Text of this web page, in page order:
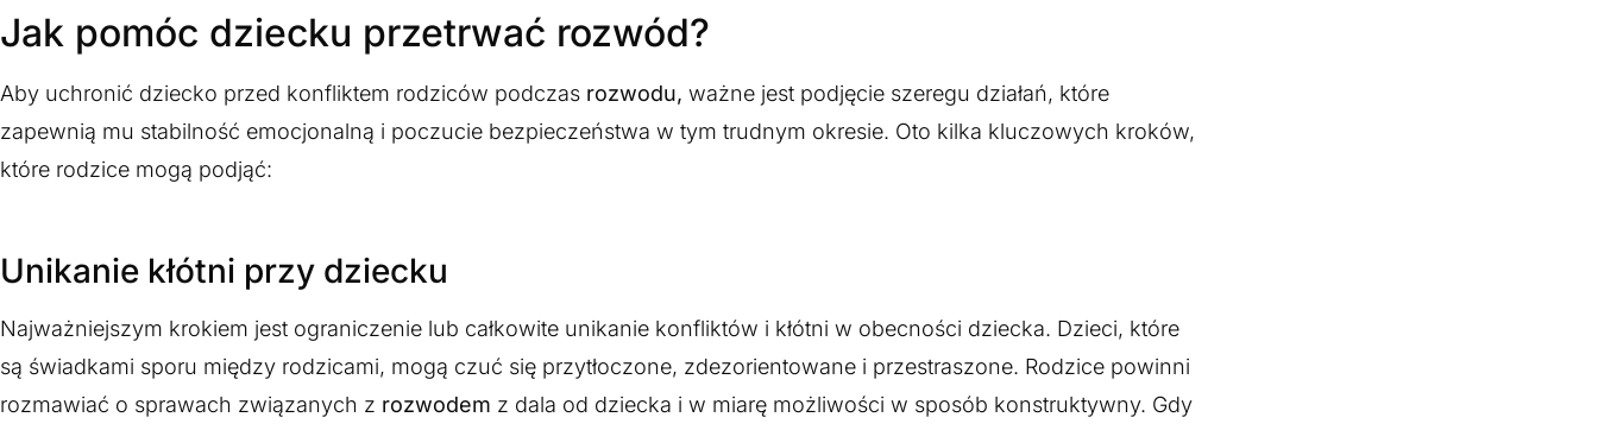
Jak pomóc dziecku przetrwać rozwód?
Aby uchronić dziecko przed konfliktem rodziców podczas rozwodu, ważne jest podjęcie szeregu działań, które
zapewnią mu stabilność emocjonalną i poczucie bezpieczeństwa w tym trudnym okresie. Oto kilka kluczowych kroków,
które rodzice mogą podjąć:
Unikanie kłótni przy dziecku
Najważniejszym krokiem jest ograniczenie lub całkowite unikanie konfliktów i kłótni w obecności dziecka. Dzieci, które
są świadkami sporu między rodzicami, mogą czuć się przytłoczone, zdezorientowane i przestraszone. Rodzice powinni
rozmawiać o sprawach związanych z rozwodem z dala od dziecka i w miarę możliwości w sposób konstruktywny. Gdy